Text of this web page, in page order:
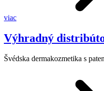
viac
Výhradný
Švédska dermakozmetika s